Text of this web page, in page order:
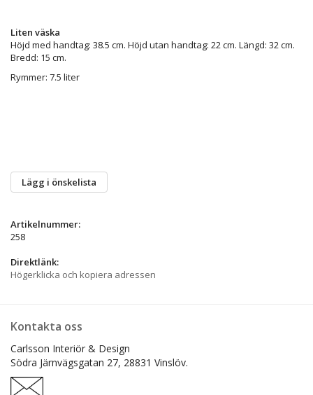
Liten väska
Höjd med handtag: 38.5 cm. Höjd utan handtag: 22 cm. Längd: 32 cm.
Bredd: 15 cm.
Rymmer: 7.5 liter
Lägg i önskelista
Artikelnummer:
258
Direktlänk:
Högerklicka och kopiera adressen
Kontakta oss
Carlsson Interiör & Design
Södra Järnvägsgatan 27, 28831 Vinslöv.